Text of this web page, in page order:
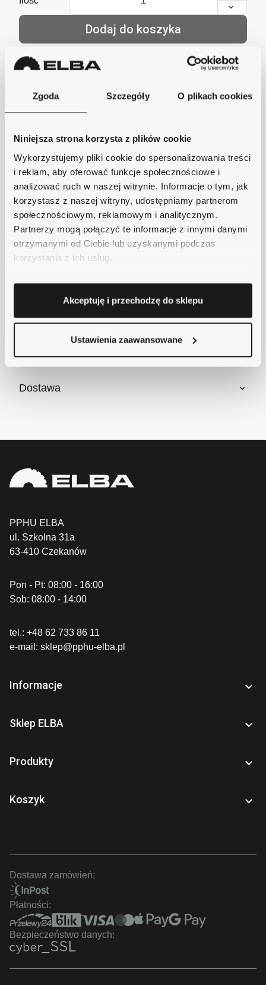
Zgoda Szczegóły O plikach cookies
Niniejsza strona korzysta z plików cookie
Wykorzystujemy pliki cookie do spersonalizowania treści
i reklam, aby oferować funkcje społecznościowe i
analizować ruch w naszej witrynie. Informacje o tym, jak
korzystasz z naszej witryny, udostępniamy partnerom
społecznościowym, reklamowym i analitycznym.
Partnerzy mogą połączyć te informacje z innymi danymi
otrzymanymi od Ciebie lub uzyskanymi podczas
korzystania z ich usług.
Akceptuję i przechodzę do sklepu
Ustawienia zaawansowane
Dodaj do koszyka
lub zadzwoń i zamów +48 62 733 86 11
Zamówienia wysyłamy w ciągu 1-2 dni, koszt
dostawy już od 18zł.
Bezpieczne płatności
Płatności obsługuje Przelewy24 - największy
operator płatności online w Polsce.
Masz pytania dotyczące produktu?
Zadzwoń do nas 62 733 86 11 lub napisz e-
mail. Chętnie pomożemy!
Szczegóły produktu
Dostawa
PPHU ELBA
ul. Szkolna 31a
63-410 Czekanów
Pon - Pt: 08:00 - 16:00
Sob: 08:00 - 14:00
tel.: +48 62 733 86 11
e-mail: sklep@pphu-elba.pl
Informacje 
Sklep ELBA 
Produkty 
Koszyk 
Dostawa zamówień:
Płatności:
Bezpieczeństwo danych: